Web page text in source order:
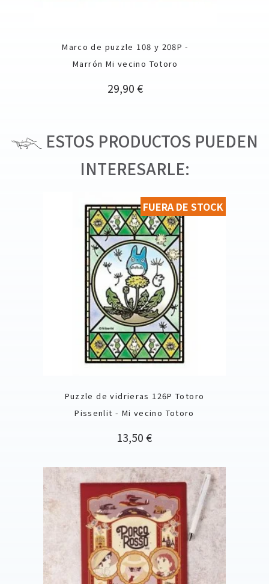
Marco de puzzle 108 y 208P -
Marrón Mi vecino Totoro
Precio
29,90 €
ESTOS PRODUCTOS PUEDEN
INTERESARLE:
Puzzle de vidrieras 126P Totoro
Pissenlit - Mi vecino Totoro
Precio
13,50 €
FUERA DE STOCK